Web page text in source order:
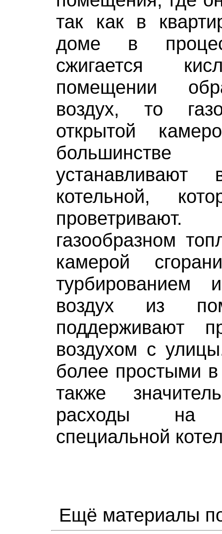
так как в
доме в
сжигается
помещении
воздух, то
открытой
устанавливают
котельной,
газообразном
камерой
турбированием
воздух из
поддерживают
воздухом с
более простыми в
также
расходы на
специальной
Ещё материалы